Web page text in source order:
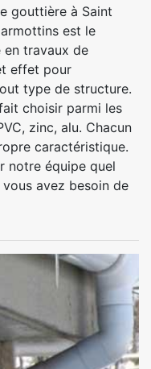
gouttière à Saint
est le
en travaux de
effet pour
type de structure.
choisir parmi les
zinc, alu. Chacun
caractéristique.
notre équipe quel
avez besoin de